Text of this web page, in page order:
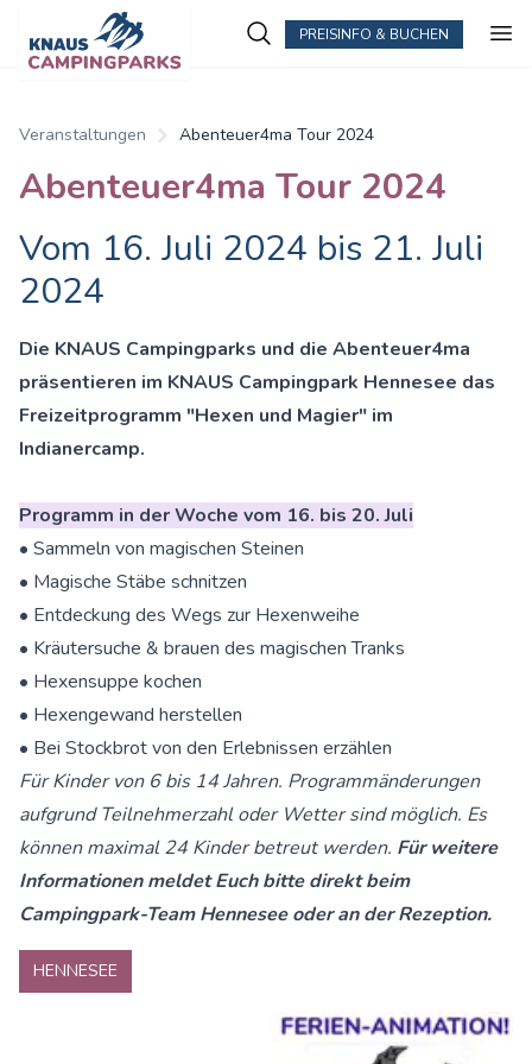
PREISINFO & BUCHEN
Veranstaltungen Abenteuer4ma Tour 2024
Abenteuer4ma Tour 2024
Vom 16. Juli 2024 bis 21. Juli
2024
Die KNAUS Campingparks und die Abenteuer4ma
präsentieren im KNAUS Campingpark Hennesee das
Freizeitprogramm "Hexen und Magier" im
Indianercamp.
Programm in der Woche vom 16. bis 20. Juli
• Sammeln von magischen Steinen
• Magische Stäbe schnitzen
• Entdeckung des Wegs zur Hexenweihe
• Kräutersuche & brauen des magischen Tranks
• Hexensuppe kochen
• Hexengewand herstellen
• Bei Stockbrot von den Erlebnissen erzählen
Für Kinder von 6 bis 14 Jahren. Programmänderungen
aufgrund Teilnehmerzahl oder Wetter sind möglich. Es
können maximal 24 Kinder betreut werden. Für weitere
Informationen meldet Euch bitte direkt beim
Campingpark-Team Hennesee oder an der Rezeption.
HENNESEE